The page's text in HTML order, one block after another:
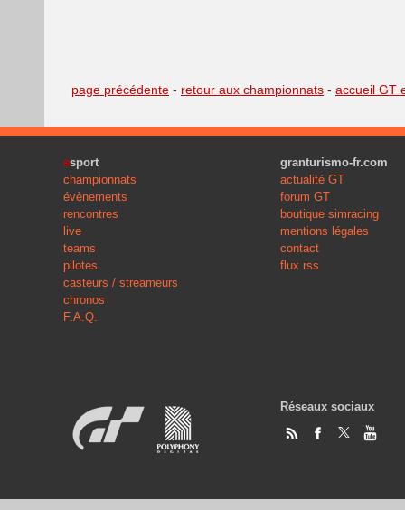
page précédente - retour aux championnats - accueil GT
esport
championnats
évènements
rencontres
live
teams
pilotes
casteurs / streameurs
chronos
F.A.Q.
granturismo-fr.com
actualité GT
forum GT
boutique simracing
mentions légales
contact
flux rss
Réseaux sociaux